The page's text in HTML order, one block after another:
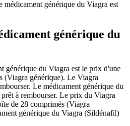
médicament générique du Viagra est
générique du
générique du Viagra est le prix d'une
(Viagra générique). Le Viagra
Le médicament générique du
à rembourser. Le prix du Viagra
de 28 comprimés (Viagra
générique du Viagra (Sildénafil)